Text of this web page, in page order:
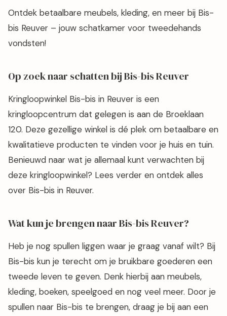
Ontdek betaalbare meubels, kleding, en meer bij Bis-
bis Reuver – jouw schatkamer voor tweedehands
vondsten!
Op zoek naar schatten bij Bis-bis Reuver
Kringloopwinkel Bis-bis in Reuver is een
kringloopcentrum dat gelegen is aan de Broeklaan
120. Deze gezellige winkel is dé plek om betaalbare en
kwalitatieve producten te vinden voor je huis en tuin.
Benieuwd naar wat je allemaal kunt verwachten bij
deze kringloopwinkel? Lees verder en ontdek alles
over Bis-bis in Reuver.
Wat kun je brengen naar Bis-bis Reuver?
Heb je nog spullen liggen waar je graag vanaf wilt? Bij
Bis-bis kun je terecht om je bruikbare goederen een
tweede leven te geven. Denk hierbij aan meubels,
kleding, boeken, speelgoed en nog veel meer. Door je
spullen naar Bis-bis te brengen, draag je bij aan een